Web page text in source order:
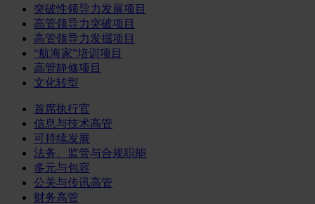
突破性领导力发展项目
高管领导力突破项目
高管领导力发掘项目
“航海家”培训项目
高管静修项目
文化转型
首席执行官
信息与技术高管
可持续发展
法务、监管与合规职能
多元与包容
公关与传讯高管
财务高管